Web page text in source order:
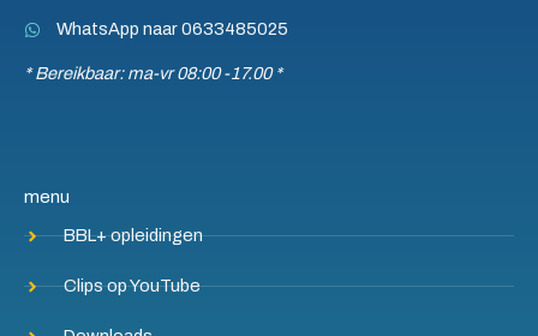
WhatsApp naar 0633485025
* Bereikbaar: ma-vr 08:00 -17.00 *
menu
BBL+ opleidingen
Clips op YouTube